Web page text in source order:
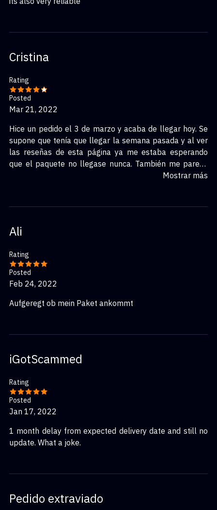
Cristina
Rating
Posted
Mar 21, 2022
Hice un pedido el 3 de marzo y acaba de llegar hoy. Se
supone que tenía que llegar la semana pasada y al ver
las reseñas de esta página ya me estaba esperando
que el paquete no llegase nunca. También me parece
raro que las reseñas malas salgan con 5 estrellas...
Mostrar más
Ali
Rating
Posted
Feb 24, 2022
Aufgeregt ob mein Paket ankommt
iGotScammed
Rating
Posted
Jan 17, 2022
1 month delay from expected delivery date and still no
update. What a joke.
Pedido extraviado